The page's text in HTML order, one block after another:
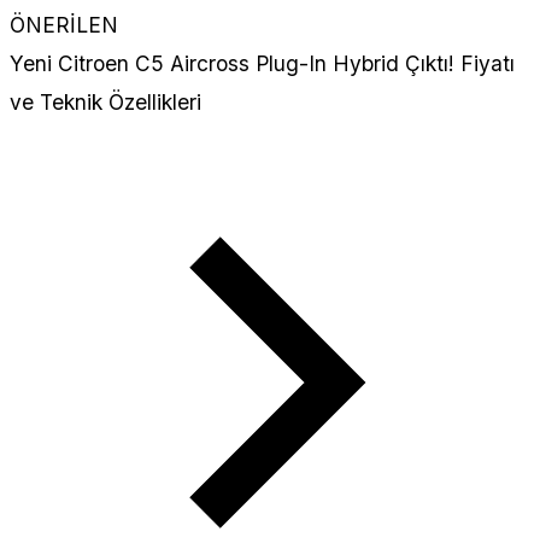
ÖNERİLEN
Yeni Citroen C5 Aircross Plug-In Hybrid Çıktı! Fiyatı
ve Teknik Özellikleri